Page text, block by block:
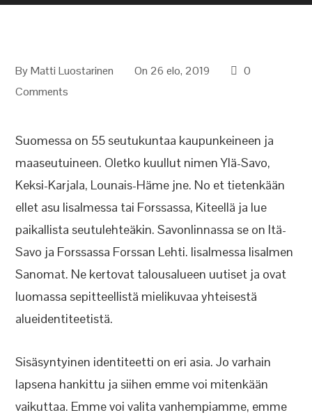
ByMatti Luostarinen On 26 elo, 2019
0
Comments
Suomessa on 55 seutukuntaa kaupunkeineen ja
maaseutuineen. Oletko kuullut nimen Ylä-Savo,
Keksi-Karjala, Lounais-Häme jne. No et tietenkään
ellet asu Iisalmessa tai Forssassa, Kiteellä ja lue
paikallista seutulehteäkin. Savonlinnassa se on Itä-
Savo ja Forssassa Forssan Lehti. Iisalmessa Iisalmen
Sanomat. Ne kertovat talousalueen uutiset ja ovat
luomassa sepitteellistä mielikuvaa yhteisestä
alueidentiteetistä.
Sisäsyntyinen identiteetti on eri asia. Jo varhain
lapsena hankittu ja siihen emme voi mitenkään
vaikuttaa. Emme voi valita vanhempiamme, emme